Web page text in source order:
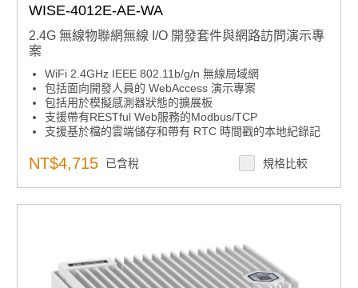
WISE-4012E-AE-WA
2.4G 無線物聯網無線 I/O 開發套件與網路訪問演示專
案
WiFi 2.4GHz IEEE 802.11b/g/n 無線局域網
包括面向開發人員的 WebAccess 演示專案
包括用於模擬感測器狀態的擴展板
支援帶有RESTful Web服務的Modbus/TCP
支援基於檔的雲端儲存和帶有 RTC 時間戳的本地紀錄記
NT$4,715 已含稅 規格比較